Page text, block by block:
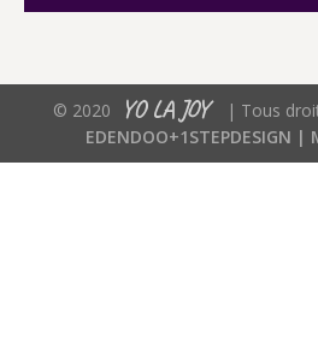
© 2020 YO LA JOY
| Tous
EDENDOO+1STEPDESIGN |